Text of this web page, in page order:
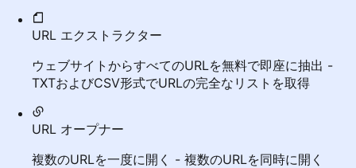
URL エクストラクター
ウェブサイトからすべてのURLを無料で即座に抽出 -
TXTおよびCSV形式でURLの完全なリストを取得
URL オープナー
複数のURLを一度に開く - 複数のURLを同時に開く